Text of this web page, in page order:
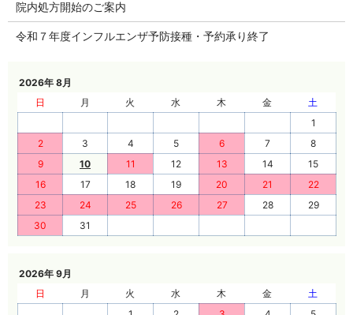
院内処方開始のご案内
令和７年度インフルエンザ予防接種・予約承り終了
2026年 8月
日
月 火 水 木 金
土
1
2
3 4 5 6 7
8
9
10 11 12 13 14
15
16
17 18 19 20 21
22
23
24 25 26 27 28
29
30
31
2026年 9月
日
月 火 水 木 金
土